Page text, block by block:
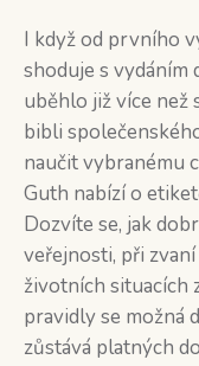
I když od prvního
shoduje s vydáním
uběhlo již více než
bibli
naučit vybranému
Guth nabízí o
Dozvíte se, jak
veřejnosti, při
životních situacích
pravidly se možná
zůstává platných